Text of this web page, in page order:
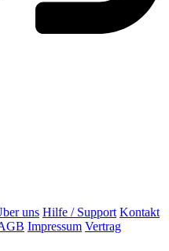
uns Hilfe / Support Kontakt
Impressum Vertrag